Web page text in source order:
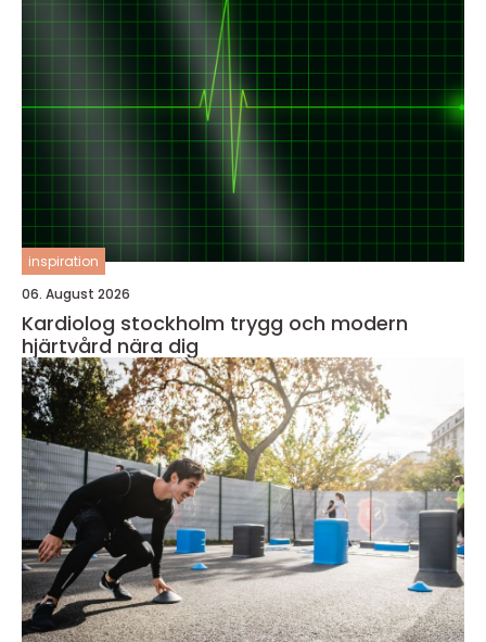
inspiration
06. August 2026
Kardiolog stockholm trygg och modern
hjärtvård nära dig